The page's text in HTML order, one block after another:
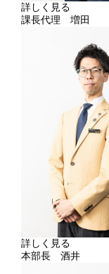
詳しく見る
課長代理 増田
詳しく見る
本部長 酒井